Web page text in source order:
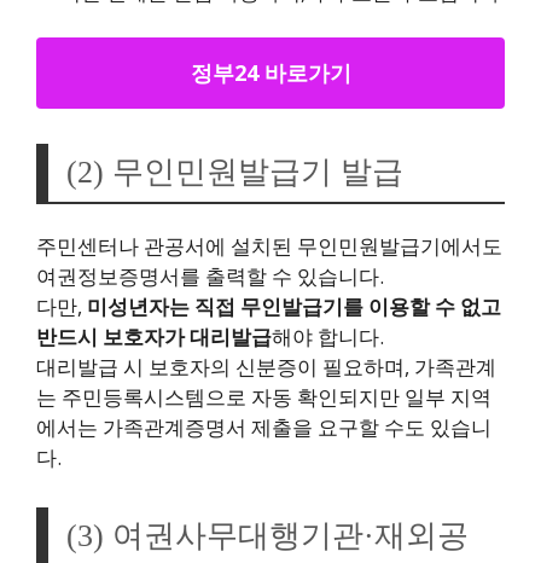
정부24 바로가기
(2) 무인민원발급기 발급
주민센터나 관공서에 설치된 무인민원발급기에서도
여권정보증명서를 출력할 수 있습니다.
다만, 미성년자는 직접 무인발급기를 이용할 수 없고
반드시 보호자가 대리발급해야 합니다.
대리발급 시 보호자의 신분증이 필요하며, 가족관계
는 주민등록시스템으로 자동 확인되지만 일부 지역
에서는 가족관계증명서 제출을 요구할 수도 있습니
다.
(3) 여권사무대행기관·재외공